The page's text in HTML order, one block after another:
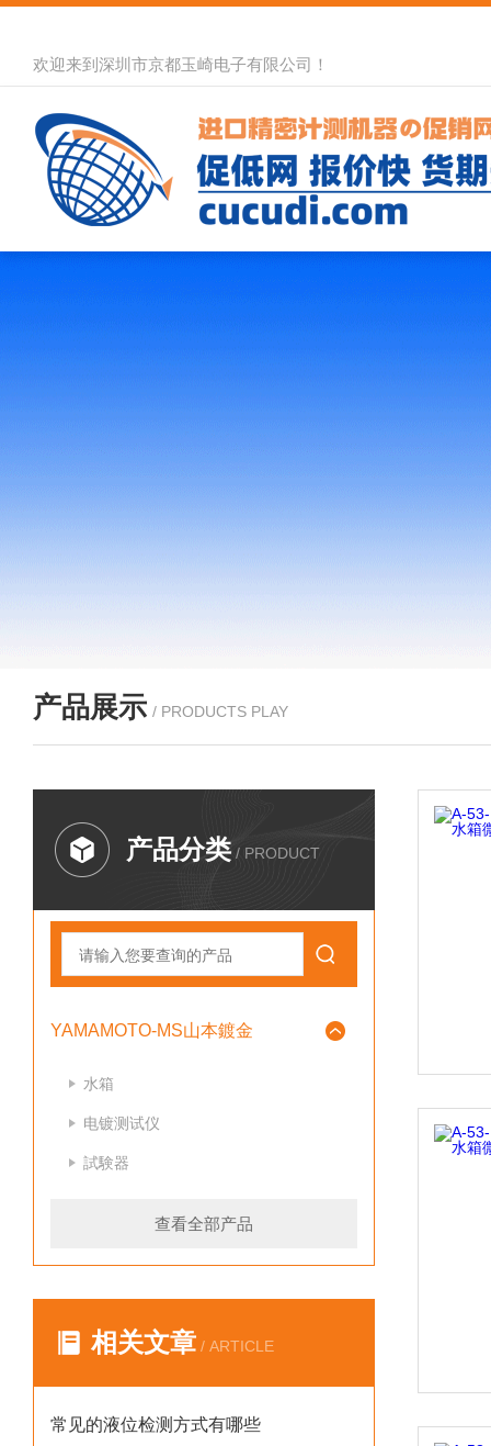
欢迎来到深圳市京都玉崎电子有限公司！
产品展示 / PRODUCTS PLAY
产品分类 / PRODUCT
YAMAMOTO-MS山本鍍金
水箱
电镀测试仪
試験器
查看全部产品
相关文章 / ARTICLE
常见的液位检测方式有哪些